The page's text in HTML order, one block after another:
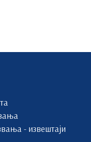
- извештаји